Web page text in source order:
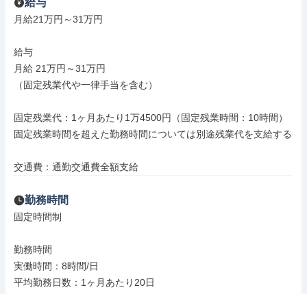
給与
月給21万円～31万円
給与
月給 21万円～31万円
（固定残業代や一律手当を含む）
固定残業代：1ヶ月あたり1万4500円（固定残業時間：10時間）
固定残業時間を超えた勤務時間については別途残業代を支給する
交通費：通勤交通費全額支給
勤務時間
固定時間制
勤務時間
実働時間：8時間/日
平均勤務日数：1ヶ月あたり20日